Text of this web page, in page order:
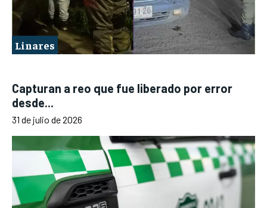
Linares
Capturan a reo que fue liberado por error
desde...
31 de julio de 2026